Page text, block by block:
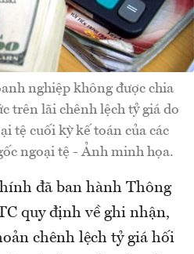
nghiệp không được chia
trên lãi chênh lệch tỷ giá do
tệ cuối kỳ kế toán của các
ngoại tệ - Ảnh minh họa.
đã ban hành Thông
quy định về ghi nhận,
chênh lệch tỷ giá hối